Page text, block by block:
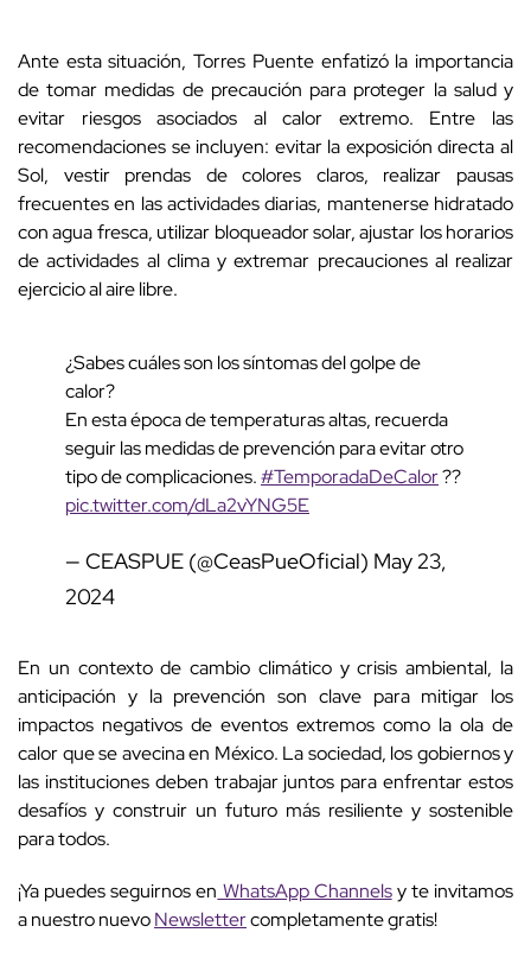
Ante esta situación, Torres Puente enfatizó la importancia
de tomar medidas de precaución para proteger la salud y
evitar riesgos asociados al calor extremo. Entre las
recomendaciones se incluyen: evitar la exposición directa al
Sol, vestir prendas de colores claros, realizar pausas
frecuentes en las actividades diarias, mantenerse hidratado
con agua fresca, utilizar bloqueador solar, ajustar los horarios
de actividades al clima y extremar precauciones al realizar
ejercicio al aire libre.
¿Sabes cuáles son los síntomas del golpe de
calor?
En esta época de temperaturas altas, recuerda
seguir las medidas de prevención para evitar otro
tipo de complicaciones.#TemporadaDeCalor??
pic.twitter.com/dLa2vYNG5E
— CEASPUE (@CeasPueOficial) May 23,
2024
En un contexto de cambio climático y crisis ambiental, la
anticipación y la prevención son clave para mitigar los
impactos negativos de eventos extremos como la ola de
calor que se avecina en México. La sociedad, los gobiernos y
las instituciones deben trabajar juntos para enfrentar estos
desafíos y construir un futuro más resiliente y sostenible
para todos.
¡Ya puedes seguirnos en WhatsApp Channelsy te invitamos
a nuestro nuevoNewslettercompletamente gratis!